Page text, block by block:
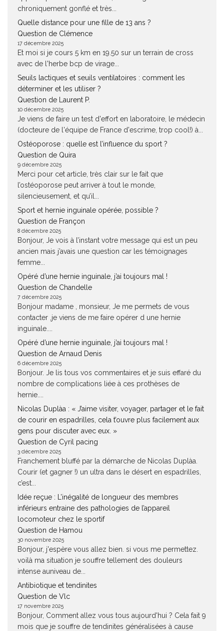
chroniquement gonflé et très...
Quelle distance pour une fille de 13 ans ?
Question de Clémence
17 décembre 2025
Et moi si je cours 5 km en 19.50 sur un terrain de cross
avec de l'herbe bcp de virage...
Seuils lactiques et seuils ventilatoires : comment les
déterminer et les utiliser ?
Question de Laurent P.
10 décembre 2025
Je viens de faire un test d'effort en laboratoire, le médecin
(docteure de l'équipe de France d'escrime, trop cool!) à...
Ostéoporose : quelle est l’influence du sport ?
Question de Quira
9 décembre 2025
Merci pour cet article, très clair sur le fait que
l’ostéoporose peut arriver à tout le monde,
silencieusement, et qu’il...
Sport et hernie inguinale opérée, possible ?
Question de Françon
8 décembre 2025
Bonjour, Je vois à l’instant votre message qui est un peu
ancien mais j’avais une question car les témoignages
femme...
Opéré d’une hernie inguinale, j’ai toujours mal !
Question de Chandelle
7 décembre 2025
Bonjour madame , monsieur, Je me permets de vous
contacter ,je viens de me faire opérer d une hernie
inguinale....
Opéré d’une hernie inguinale, j’ai toujours mal !
Question de Arnaud Denis
6 décembre 2025
Bonjour. Je lis tous vos commentaires et je suis effaré du
nombre de complications liée à ces prothèses de
hernie....
Nicolas Duplàa : « J’aime visiter, voyager, partager et le fait
de courir en espadrilles, cela t’ouvre plus facilement aux
gens pour discuter avec eux. »
Question de Cyril pacing
3 décembre 2025
Franchement bluffé par la démarche de Nicolas Duplàa.
Courir (et gagner !) un ultra dans le désert en espadrilles,
c’est...
Idée reçue : L’inégalité de longueur des membres
inférieurs entraine des pathologies de l’appareil
locomoteur chez le sportif
Question de Hamou
30 novembre 2025
Bonjour, j'espère vous allez bien. si vous me permettez.
voilà ma situation je souffre tellement des douleurs
intense auniveau de...
Antibiotique et tendinites
Question de Vlc
17 novembre 2025
Bonjour, Comment allez vous tous aujourd'hui ? Cela fait 9
mois que je souffre de tendinites généralisées à cause